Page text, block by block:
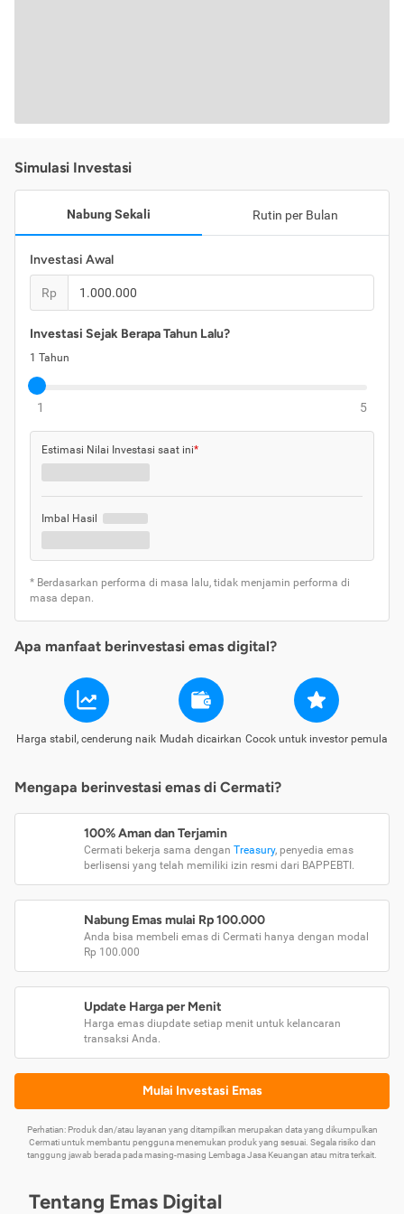
Simulasi Investasi
Nabung Sekali Rutin per Bulan
Investasi Awal
Rp
Investasi Sejak Berapa Tahun Lalu?
1 Tahun
1 5
Estimasi Nilai Investasi saat ini*
Imbal Hasil
* Berdasarkan performa di masa lalu, tidak menjamin performa di
masa depan.
Apa manfaat berinvestasi emas digital?
Harga stabil, cenderung naik Mudah dicairkan Cocok untuk investor pemula
Mengapa berinvestasi emas di Cermati?
100% Aman dan Terjamin
Cermati bekerja sama dengan Treasury, penyedia emas
berlisensi yang telah memiliki izin resmi dari BAPPEBTI.
Nabung Emas mulai Rp 100.000
Anda bisa membeli emas di Cermati hanya dengan modal
Rp 100.000
Update Harga per Menit
Harga emas diupdate setiap menit untuk kelancaran
transaksi Anda.
Mulai Investasi Emas
Perhatian: Produk dan/atau layanan yang ditampilkan merupakan data yang dikumpulkan
Cermati untuk membantu pengguna menemukan produk yang sesuai. Segala risiko dan
tanggung jawab berada pada masing-masing Lembaga Jasa Keuangan atau mitra terkait.
Tentang Emas Digital